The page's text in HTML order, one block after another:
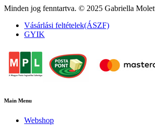
Minden jog fenntartva. © 2025 Gabriella
Vásárlási feltételek(ÁSZF)
GYIK
Main Menu
Webshop